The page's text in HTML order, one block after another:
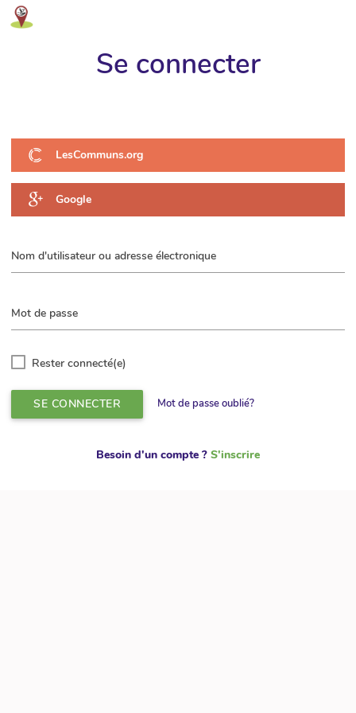
Restaurons les Ecosystèmes des Pyrénées
Ariégeoises
Se connecter
LesCommuns.org
Google
Nom d'utilisateur ou adresse électronique
Mot de passe
Rester connecté(e)
SE CONNECTER Mot de passe oublié?
Besoin d'un compte ? S'inscrire